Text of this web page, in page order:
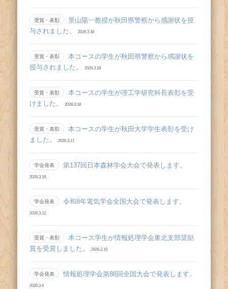
受賞・表彰
景山陽一教授が秋田県警察から感謝状を授
与されました。
2026.3.18
受賞・表彰
本コースの学生が秋田県警察から感謝状を
授与されました。
2026.3.18
受賞・表彰
本コースの学生が理工学研究科長表彰を受
けました。
2026.3.18
受賞・表彰
本コースの学生が秋田大学学生表彰を受け
ました。
2026.3.17
学会発表 第137回日本森林学会大会で発表します。
2026.3.16
学会発表 令和8年電気学会全国大会で発表します。
2026.3.12
受賞・表彰
本コース学生が情報処理学会東北支部奨励
賞を受賞しました。
2026.3.10
学会発表 情報処理学会第88回全国大会で発表します。
2026.3.6